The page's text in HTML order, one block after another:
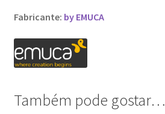
Fabricante: by EMUCA
Também pode gostar…